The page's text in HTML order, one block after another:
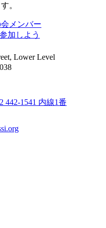
。
メンバー
参加しよう
Lower Level
442-1541 内線1番